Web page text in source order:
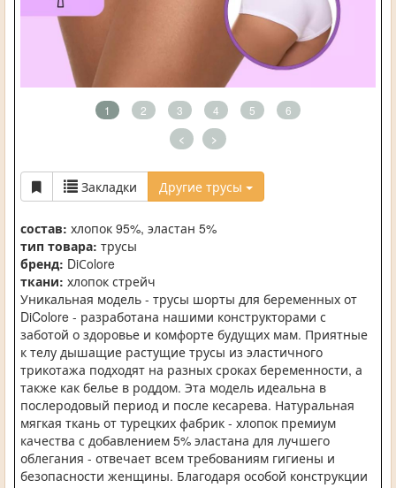
1 2 3 4 5 6
< >
Закладки Другие трусы
состав: хлопок 95%, эластан 5%
тип товара: трусы
бренд: DiСolore
ткани: хлопок стрейч
Уникальная модель - трусы шорты для беременных от
DiColore - разработана нашими конструкторами с
заботой о здоровье и комфорте будущих мам. Приятные
к телу дышащие растущие трусы из эластичного
трикотажа подходят на разных сроках беременности, а
также как белье в роддом. Эта модель идеальна в
послеродовый период и после кесарева. Натуральная
мягкая ткань от турецких фабрик - хлопок премиум
качества с добавлением 5% эластана для лучшего
облегания - отвечает всем требованиям гигиены и
безопасности женщины. Благодаря особой конструкции